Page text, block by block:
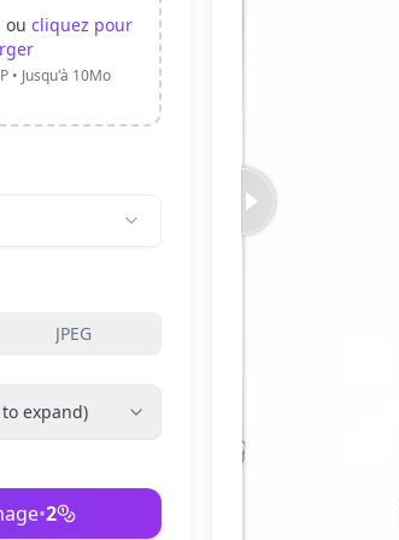
ou cliquez pour
• Jusqu'à 10Mo
JPEG
expand)
•2